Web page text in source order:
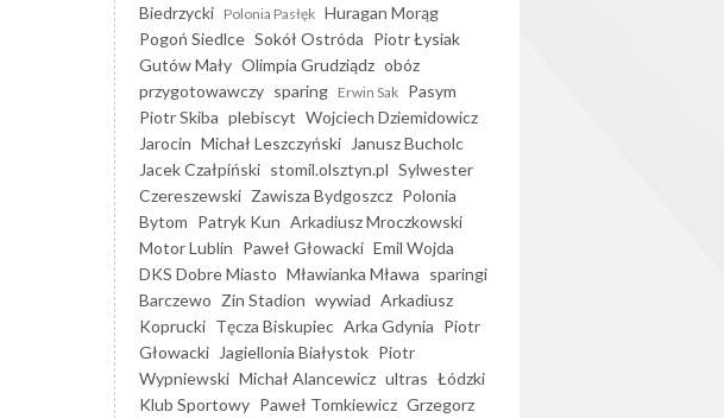
Biedrzycki Polonia Pasłęk Huragan Morąg
Pogoń Siedlce Sokół Ostróda Piotr Łysiak
Gutów Mały Olimpia Grudziądz obóz
przygotowawczy sparing Erwin Sak Pasym
Piotr Skiba plebiscyt Wojciech Dziemidowicz
Jarocin Michał Leszczyński
Janusz Bucholc
Jacek Czałpiński stomil.olsztyn.pl Sylwester
Czereszewski Zawisza Bydgoszcz Polonia
Bytom Patryk Kun Arkadiusz Mroczkowski
Motor Lublin Paweł Głowacki Emil Wojda
DKS Dobre Miasto Mławianka Mława sparingi
Barczewo Zin Stadion wywiad Arkadiusz
Koprucki Tęcza Biskupiec Arka Gdynia Piotr
Głowacki
Jagiellonia Białystok Piotr
Wypniewski Michał Alancewicz ultras Łódzki
Klub Sportowy Paweł Tomkiewicz Grzegorz